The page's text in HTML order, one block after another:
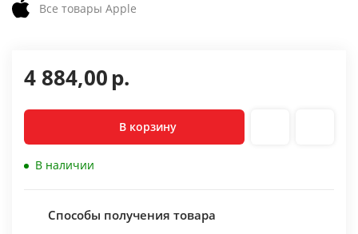
Все товары Apple
4 884,00р.
В корзину
В наличии
Способы получения товара